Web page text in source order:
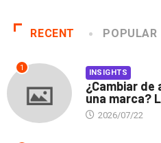
RECENT POPULAR
1 INSIGHTS
¿Cambiar de
una marca?
2026/07/22